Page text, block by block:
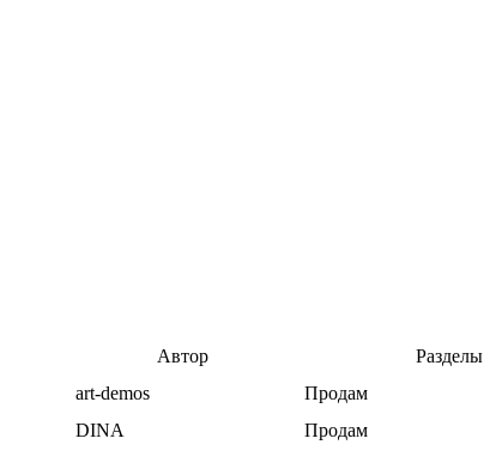
Автор Разделы
art-demos Продам
DINA Продам